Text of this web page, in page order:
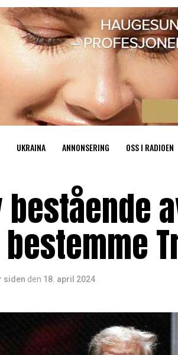
UKRAINA ANNONSERING OSS I RADIOEN
siden den 18. april 2024